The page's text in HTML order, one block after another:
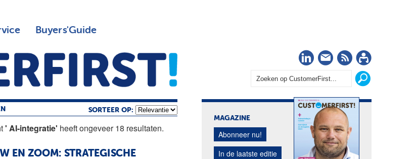
Buyers'Guide
LinkedIn
Nieuwsbrief
RSS
SORTEER OP:
' AI-integratie' heeft ongeveer 18 resultaten.
EN ZOOM: STRATEGISCHE
MAGAZINE
Abonneer nu!
In de laatste editie